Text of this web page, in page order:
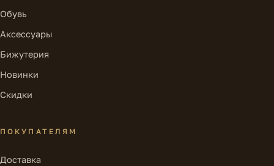
Обувь
Аксессуары
Бижутерия
Новинки
Скидки
ПОКУПАТЕЛЯМ
Доставка